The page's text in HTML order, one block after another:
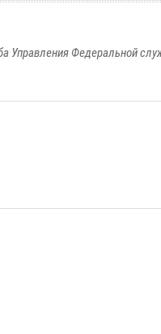
Управления Федеральной